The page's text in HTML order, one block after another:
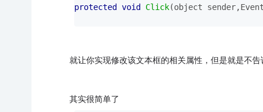
protected void Click(object
就让你实现修改该文本框的相关属性，但是就是不
其实很简单了